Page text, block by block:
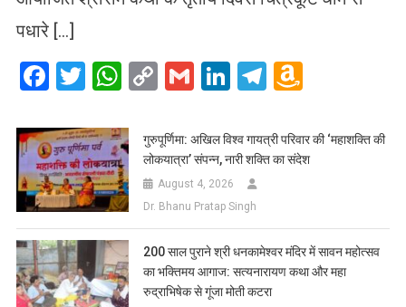
पधारे […]
Facebook
Twitter
WhatsApp
CopyGmailLinkedIn
Telegram
List
गुरुपूर्णिमा: अखिल विश्व गायत्री परिवार की ‘महाशक्ति की
लोकयात्रा’ संपन्न, नारी शक्ति का संदेश
August 4, 2026
Dr. Bhanu Pratap Singh
200 साल पुराने श्री धनकामेश्वर मंदिर में सावन महोत्सव
का भक्तिमय आगाज: सत्यनारायण कथा और महा
रुद्राभिषेक से गूंजा मोती कटरा